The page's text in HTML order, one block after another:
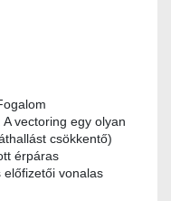
vectoring egy olyan
csökkentő)
érpáras
vonalas